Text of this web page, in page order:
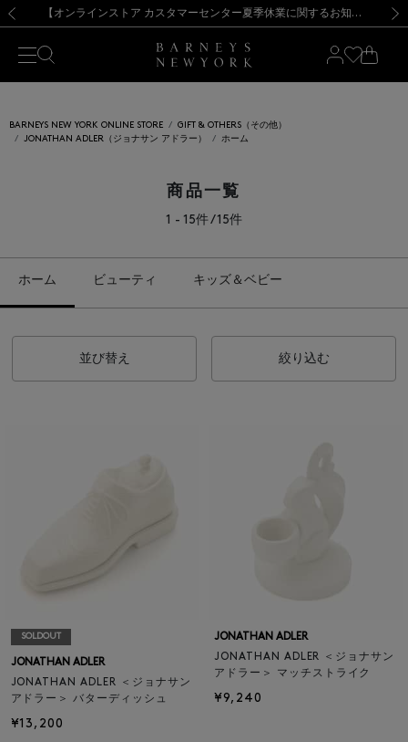
新規登録のお客様も対象！＜MY BARNEYS＞会員のお客様は11,000円（税込）以上のお買上げで常時送料無料！お買い物の際は会員登録を！
【夏季休業に伴う出荷一時停止のお知らせ】(2026.8.7) 【オンラインストア カスタマーセンター夏季休業に関するお知らせ】（2026.8.7）
【夏季休業に伴う返品・交換承り一時停止のお知らせ】（2026.8.5）
熊本県を中心とした地震の影響によるお荷物のお届けについて
【開催中】SUMMER SALEのご案内・ご注意事項 新規登録のお客様も対象！＜MY BARNEYS＞会員のお客様は11,000円（税込）以上のお買上げで常時送料無料！お買い物の際は会員登録を！
【夏季休業に伴う出荷一時停止のお知らせ】(2026.8.7)
BARNEYS NEW YORK ONLINE STORE
GIFT & OTHERS（その他）
JONATHAN ADLER（ジョナサン アドラー）
ホーム
商品一覧
1 - 15件 / 15件
ホーム ビューティ キッズ＆ベビー
並び替え 絞り込む
SOLDOUT
JONATHAN ADLER
JONATHAN ADLER ＜ジョナサン
アドラー＞ バターディッシュ
¥13,200
JONATHAN ADLER
JONATHAN ADLER ＜ジョナサン
アドラー＞ マッチストライク
¥9,240